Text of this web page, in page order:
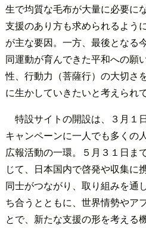
生で均質な毛布が大量に必要に
支援のあり方も求められるよう
が主な要因。一方、最後となる
同運動が育んできた平和への願
性、行動力（菩薩行）の大切さ
に生かしていきたいと考えられて
特設サイトの開設は、３月１
キャンペーンに一人でも多くの
広報活動の一環。５月３１日ま
じて、日本国内で啓発や収集に
同士がつながり、取り組みを通
ち合うとともに、世界情勢やア
とで、新たな支援の形を考える